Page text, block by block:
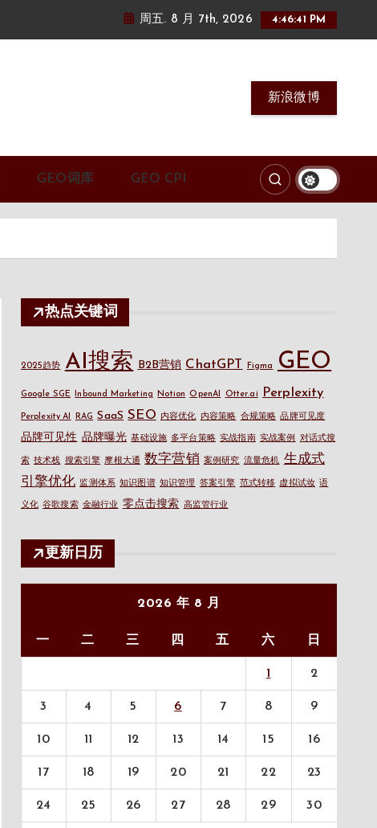
周五. 8 月 7th, 2026 4:46:43 PM
新浪微博
GEO词库 GEO CPI
热点关键词
2025趋势 AI搜索 B2B营销 ChatGPT Figma GEO
Google SGE Inbound Marketing Notion OpenAI Otter.ai Perplexity
Perplexity AI RAG SaaS SEO 内容优化 内容策略 合规策略 品牌可见度
品牌可见性 品牌曝光 基础设施 多平台策略 实战指南 实战案例 对话式搜
索 技术栈 搜索引擎 摩根大通 数字营销 案例研究 流量危机 生成式
引擎优化 监测体系 知识图谱 知识管理 答案引擎 范式转移 虚拟试妆 语
义化 谷歌搜索 金融行业 零点击搜索 高监管行业
更新日历
2026 年 8 月
一 二 三 四 五 六 日
1 2
3 4 5 6 7 8 9
10 11 12 13 14 15 16
17 18 19 20 21 22 23
24 25 26 27 28 29 30